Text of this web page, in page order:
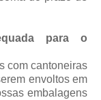
para o
com cantoneiras
envoltos em
embalagens